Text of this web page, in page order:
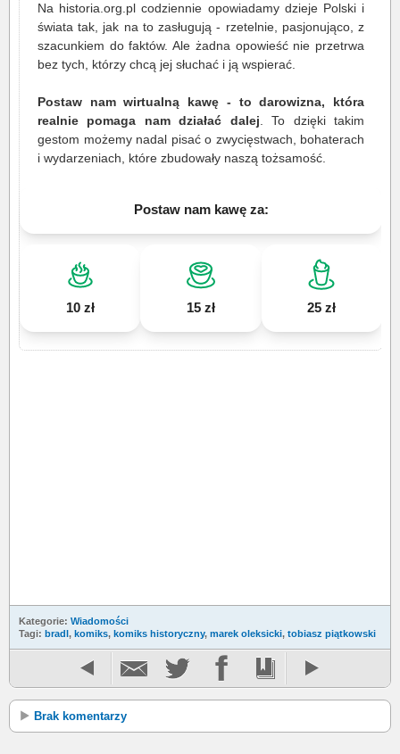
Na historia.org.pl codziennie opowiadamy dzieje Polski i
świata tak, jak na to zasługują - rzetelnie, pasjonująco, z
szacunkiem do faktów. Ale żadna opowieść nie przetrwa
bez tych, którzy chcą jej słuchać i ją wspierać.
Postaw nam wirtualną kawę - to darowizna, która
realnie pomaga nam działać dalej . To dzięki takim
gestom możemy nadal pisać o zwycięstwach, bohaterach
i wydarzeniach, które zbudowały naszą tożsamość.
Postaw nam kawę za:
10 zł 15 zł 25 zł
Kategorie: Wiadomości
Tagi: bradl, komiks, komiks historyczny, marek oleksicki, tobiasz piątkowski
Brak komentarzy